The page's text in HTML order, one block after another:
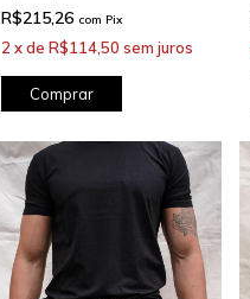
R$215,26 com Pix
2 xde R$114,50 sem juros
Comprar